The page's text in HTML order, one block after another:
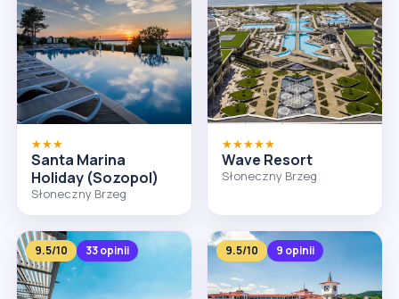
★★★
Santa Marina
Holiday (Sozopol)
Słoneczny Brzeg
★★★★★
Wave Resort
Słoneczny Brzeg
9.5/10 33 opinii 9.5/10 9 opinii